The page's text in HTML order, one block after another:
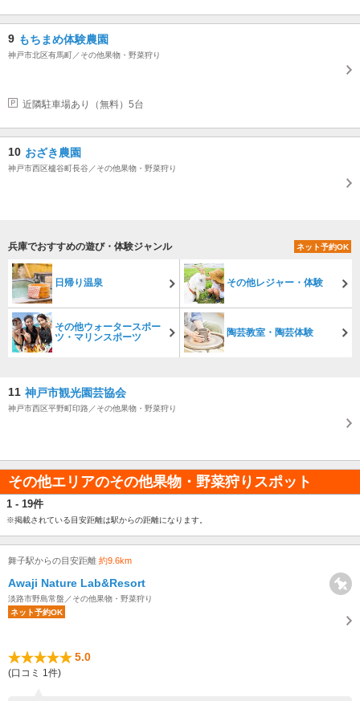
9 もちまめ体験農園
神戸市北区有馬町／その他果物・野菜狩り
近隣駐車場あり（無料）5台
10 おざき農園
神戸市西区櫨谷町長谷／その他果物・野菜狩り
兵庫でおすすめの遊び・体験ジャンル ネット予約OK
日帰り温泉 その他レジャー・体験
その他ウォータースポー
ツ・マリンスポーツ
陶芸教室・陶芸体験
11 神戸市観光園芸協会
神戸市西区平野町印路／その他果物・野菜狩り
その他エリアのその他果物・野菜狩りスポット
1 - 19件
※掲載されている目安距離は駅からの距離になります。
舞子駅からの目安距離 約9.6km
Awaji Nature Lab&Resort
淡路市野島常盤／その他果物・野菜狩り
ネット予約OK
5.0
(口コミ 1件)